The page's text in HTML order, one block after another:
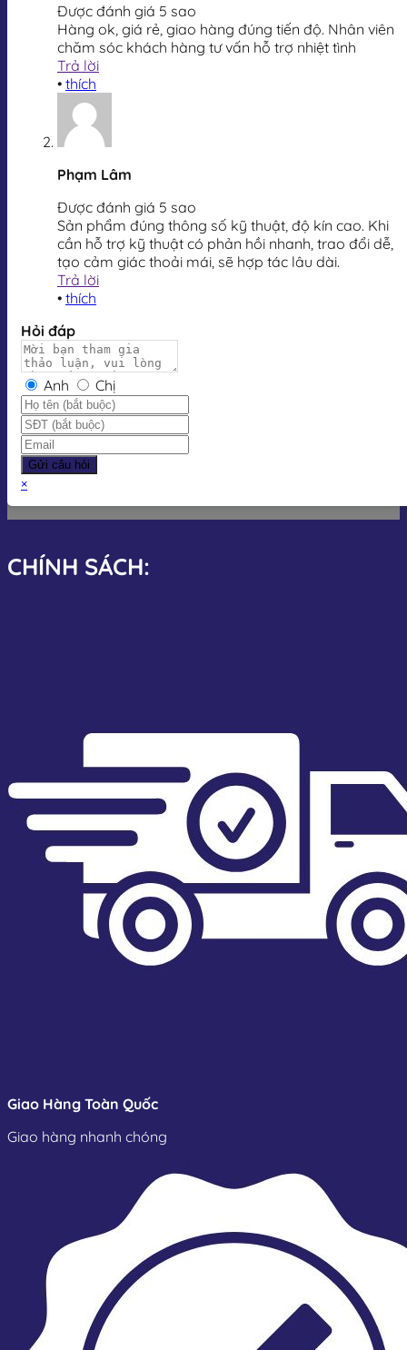
Được đánh giá 5 sao
Hàng ok, giá rẻ, giao hàng đúng tiến độ. Nhân viên
chăm sóc khách hàng tư vấn hỗ trợ nhiệt tình
Trả lời
• thích
Phạm Lâm
Được đánh giá 5 sao
Sản phẩm đúng thông số kỹ thuật, độ kín cao. Khi
cần hỗ trợ kỹ thuật có phản hồi nhanh, trao đổi dễ,
tạo cảm giác thoải mái, sẽ hợp tác lâu dài.
Trả lời
• thích
Hỏi đáp
Anh Chị
Gửi câu hỏi
×
CHÍNH SÁCH:
Giao Hàng Toàn Quốc
Giao hàng nhanh chóng